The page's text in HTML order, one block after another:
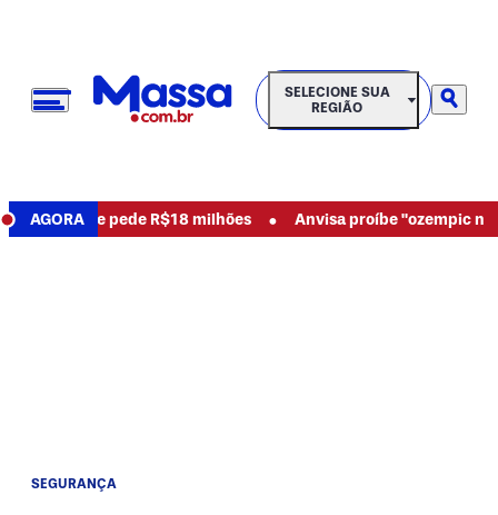
SELECIONE SUA REGIÃO
SELECIONE SUA
REGIÃO
AGORAe pede R$18 milhões • Anvisa proíbe "ozempic
SEGURANÇA